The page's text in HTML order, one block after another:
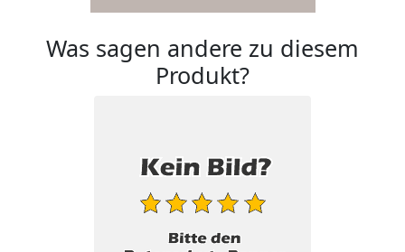
Was sagen andere zu diesem
Produkt?